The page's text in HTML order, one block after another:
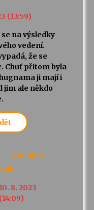
(13:59)
na výsledky
vedení.
že se
Chuť přitom byla
ji mají i
jim ale někdo
Anonym
10. 8. 2023
(14:09)